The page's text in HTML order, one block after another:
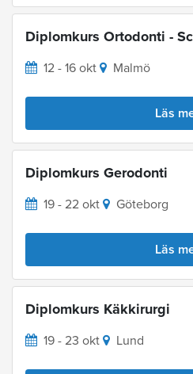
Diplomkurs Ortodonti -
12 - 16 okt Malmö
Läs
Diplomkurs Gerodonti
19 - 22 okt Göteborg
Läs
Diplomkurs Käkkirurgi
19 - 23 okt Lund